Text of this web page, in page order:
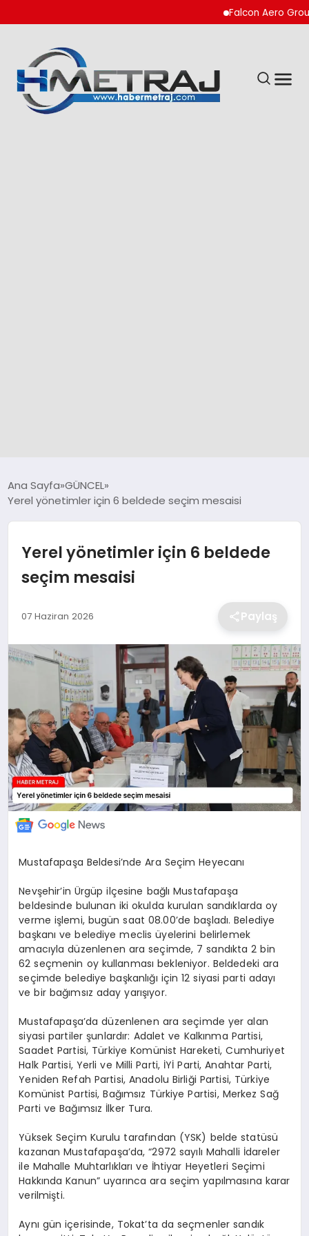
Falcon Aero Group,
DÜNYA
EKONOMİ
TEKNOLOJİ
SAĞLIK
EĞİTİM
Ana Sayfa GÜNCEL
Yerel yönetimler için 6 beldede seçim mesaisi
Yerel yönetimler için 6 beldede
seçim mesaisi
07 Haziran 2026 Paylaş
Mustafapaşa Beldesi’nde Ara Seçim Heyecanı
Nevşehir’in Ürgüp ilçesine bağlı Mustafapaşa
beldesinde bulunan iki okulda kurulan sandıklarda oy
verme işlemi, bugün saat 08.00’de başladı. Belediye
başkanı ve belediye meclis üyelerini belirlemek
amacıyla düzenlenen ara seçimde, 7 sandıkta 2 bin
62 seçmenin oy kullanması bekleniyor. Beldedeki ara
seçimde belediye başkanlığı için 12 siyasi parti adayı
ve bir bağımsız aday yarışıyor.
Mustafapaşa’da düzenlenen ara seçimde yer alan
siyasi partiler şunlardır: Adalet ve Kalkınma Partisi,
Saadet Partisi, Türkiye Komünist Hareketi, Cumhuriyet
Halk Partisi, Yerli ve Milli Parti, İYİ Parti, Anahtar Parti,
Yeniden Refah Partisi, Anadolu Birliği Partisi, Türkiye
Komünist Partisi, Bağımsız Türkiye Partisi, Merkez Sağ
Parti ve Bağımsız İlker Tura.
Yüksek Seçim Kurulu tarafından (YSK) belde statüsü
kazanan Mustafapaşa’da, “2972 sayılı Mahalli İdareler
ile Mahalle Muhtarlıkları ve İhtiyar Heyetleri Seçimi
Hakkında Kanun” uyarınca ara seçim yapılmasına karar
verilmişti.
Aynı gün içerisinde, Tokat’ta da seçmenler sandık